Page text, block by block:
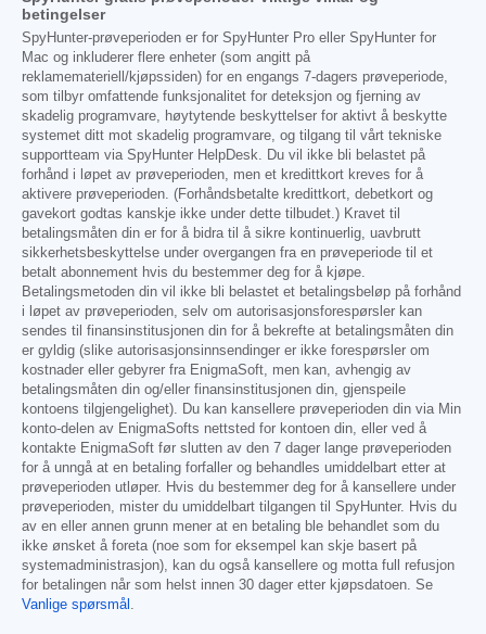
betingelser
SpyHunter-prøveperioden er for SpyHunter Pro eller SpyHunter for
Mac og inkluderer flere enheter (som angitt på
reklamemateriell/kjøpssiden) for en engangs 7-dagers prøveperiode,
som tilbyr omfattende funksjonalitet for deteksjon og fjerning av
skadelig programvare, høytytende beskyttelser for aktivt å beskytte
systemet ditt mot skadelig programvare, og tilgang til vårt tekniske
supportteam via SpyHunter HelpDesk. Du vil ikke bli belastet på
forhånd i løpet av prøveperioden, men et kredittkort kreves for å
aktivere prøveperioden. (Forhåndsbetalte kredittkort, debetkort og
gavekort godtas kanskje ikke under dette tilbudet.) Kravet til
betalingsmåten din er for å bidra til å sikre kontinuerlig, uavbrutt
sikkerhetsbeskyttelse under overgangen fra en prøveperiode til et
betalt abonnement hvis du bestemmer deg for å kjøpe.
Betalingsmetoden din vil ikke bli belastet et betalingsbeløp på forhånd
i løpet av prøveperioden, selv om autorisasjonsforespørsler kan
sendes til finansinstitusjonen din for å bekrefte at betalingsmåten din
er gyldig (slike autorisasjonsinnsendinger er ikke forespørsler om
kostnader eller gebyrer fra EnigmaSoft, men kan, avhengig av
betalingsmåten din og/eller finansinstitusjonen din, gjenspeile
kontoens tilgjengelighet). Du kan kansellere prøveperioden din via Min
konto-delen av EnigmaSofts nettsted for kontoen din, eller ved å
kontakte EnigmaSoft før slutten av den 7 dager lange prøveperioden
for å unngå at en betaling forfaller og behandles umiddelbart etter at
prøveperioden utløper. Hvis du bestemmer deg for å kansellere under
prøveperioden, mister du umiddelbart tilgangen til SpyHunter. Hvis du
av en eller annen grunn mener at en betaling ble behandlet som du
ikke ønsket å foreta (noe som for eksempel kan skje basert på
systemadministrasjon), kan du også kansellere og motta full refusjon
for betalingen når som helst innen 30 dager etter kjøpsdatoen. Se
Vanlige spørsmål .